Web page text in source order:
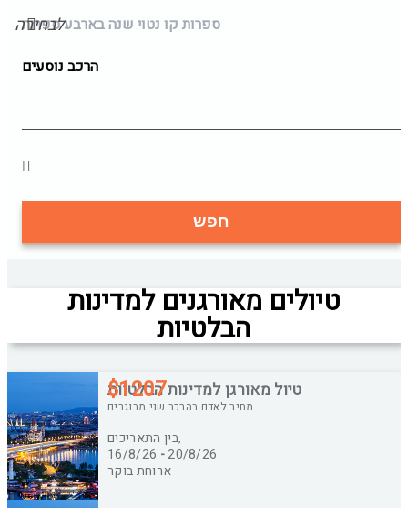
לבחירה
ספרות קו נטוי שנה בארבע ספרות
הרכב נוסעים
חפש
טיולים מאורגנים למדינות
הבלטיות
טיול מאורגן למדינות הבלטיות
$1207
מחיר לאדם בהרכב שני מבוגרים
בין התאריכים,
16/8/26 -20/8/26
ארוחת בוקר